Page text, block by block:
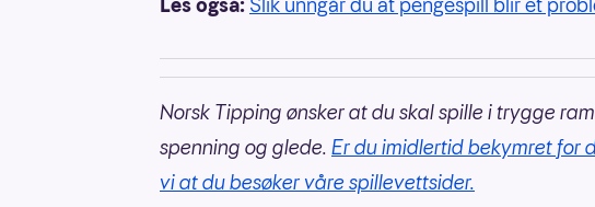
Norsk Tipping ønsker at du skal spille i trygge
spenning og glede. Er du imidlertid bekymret for
vi at du besøker våre spillevettsider.